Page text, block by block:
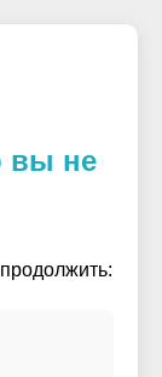
вы не